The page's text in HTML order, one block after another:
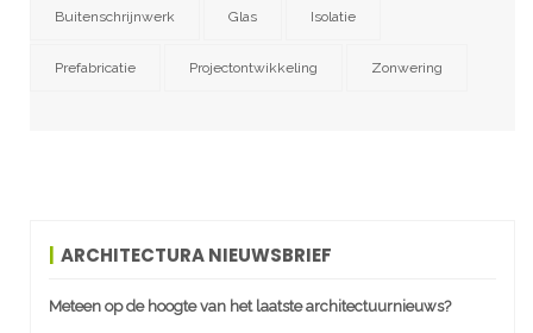
Buitenschrijnwerk Glas Isolatie
Prefabricatie Projectontwikkeling Zonwering
ARCHITECTURA NIEUWSBRIEF
Meteen op de hoogte van het laatste architectuurnieuws?